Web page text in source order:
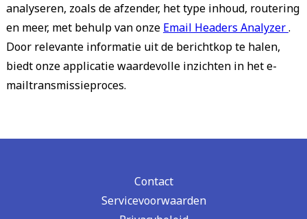
analyseren, zoals de afzender, het type inhoud, routering
en meer, met behulp van onze Email Headers Analyzer.
Door relevante informatie uit de berichtkop te halen,
biedt onze applicatie waardevolle inzichten in het e-
mailtransmissieproces.
Contact
Servicevoorwaarden